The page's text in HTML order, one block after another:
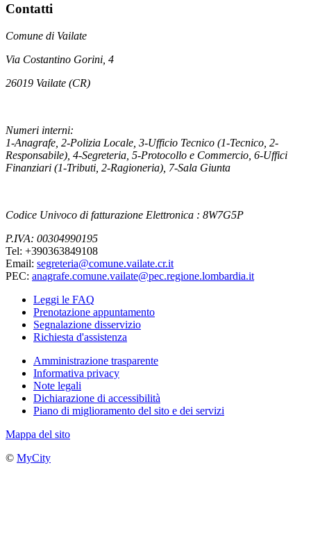
Contatti
Comune di Vailate
Via Costantino Gorini, 4
26019 Vailate (CR)
Numeri interni:
1-Anagrafe, 2-Polizia Locale, 3-Ufficio Tecnico (1-Tecnico, 2-
Responsabile), 4-Segreteria, 5-Protocollo e Commercio, 6-Uffici
Finanziari (1-Tributi, 2-Ragioneria), 7-Sala Giunta
Codice Univoco di fatturazione Elettronica : 8W7G5P
P.IVA: 00304990195
Tel: +390363849108
Email: segreteria@comune.vailate.cr.it
PEC: anagrafe.comune.vailate@pec.regione.lombardia.it
Leggi le FAQ
Prenotazione appuntamento
Segnalazione disservizio
Richiesta d'assistenza
Amministrazione trasparente
Informativa privacy
Note legali
Dichiarazione di accessibilità
Piano di miglioramento del sito e dei servizi
Mappa del sito
© MyCity